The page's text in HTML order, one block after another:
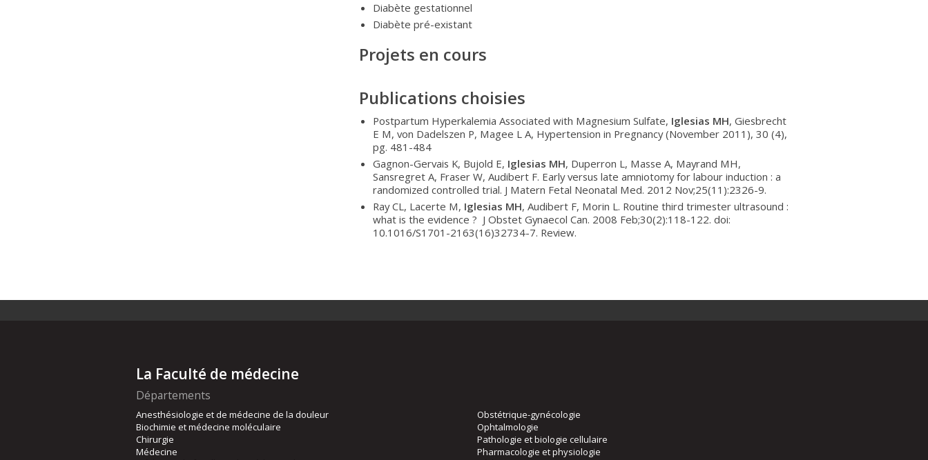
Diabète gestationnel
Diabète pré-existant
Projets en cours
Publications choisies
Postpartum Hyperkalemia Associated with Magnesium Sulfate, Iglesias MH, Giesbrecht
E M, von Dadelszen P, Magee L A, Hypertension in Pregnancy (November 2011), 30 (4),
pg. 481-484
Gagnon-Gervais K, Bujold E, Iglesias MH, Duperron L, Masse A, Mayrand MH,
Sansregret A, Fraser W, Audibert F. Early versus late amniotomy for labour induction : a
randomized controlled trial. J Matern Fetal Neonatal Med. 2012 Nov;25(11):2326-9.
Ray CL, Lacerte M, Iglesias MH, Audibert F, Morin L. Routine third trimester ultrasound :
what is the evidence ? J Obstet Gynaecol Can. 2008 Feb;30(2):118-122. doi:
10.1016/S1701-2163(16)32734-7. Review.
La Faculté de médecine
Départements
Anesthésiologie et de médecine de la douleur
Biochimie et médecine moléculaire
Chirurgie
Médecine
Obstétrique-gynécologie
Ophtalmologie
Pathologie et biologie cellulaire
Pharmacologie et physiologie